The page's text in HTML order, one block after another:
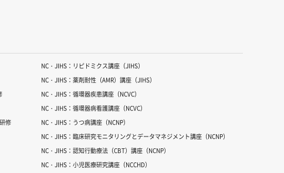
修
NC・JIHS：リピドミクス講座（JIHS）
NC・JIHS：薬剤耐性（AMR）講座（JIHS）
NC・JIHS：循環器疾患講座（NCVC）
NC・JIHS：循環器病看護講座（NCVC）
NC・JIHS：うつ病講座（NCNP）
NC・JIHS：臨床研究モニタリングとデータマネジメント講座（NCNP）
NC・JIHS：認知行動療法（CBT）講座（NCNP）
NC・JIHS：小児医療研究講座（NCCHD）